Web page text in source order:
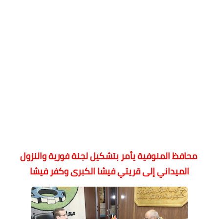
محافظ المنوفية يأمر بتشكيل لجنة فورية والنزول
الميداني إلى قريتي فيشا الكبرى وكفر فيشا